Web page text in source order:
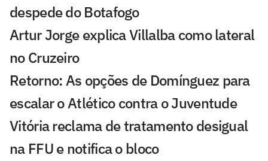
despede do Botafogo
Artur Jorge explica Villalba como lateral
no Cruzeiro
Retorno: As opções de Domínguez para
escalar o Atlético contra o Juventude
Vitória reclama de tratamento desigual
na FFU e notifica o bloco